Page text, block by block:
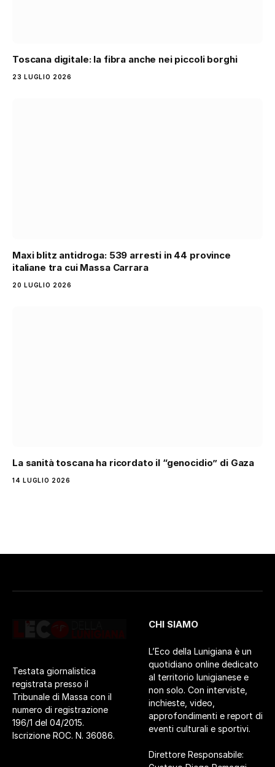
Toscana digitale: la fibra anche nei piccoli borghi
23 LUGLIO 2026
Maxi blitz antidroga: 539 arresti in 44 province
italiane tra cui Massa Carrara
20 LUGLIO 2026
La sanità toscana ha ricordato il “genocidio” di Gaza
14 LUGLIO 2026
Testata giornalistica
registrata presso il
Tribunale di Massa con il
numero di registrazione
196/1 del 04/2015.
Iscrizione ROC. N. 36086.
CHI SIAMO
L’Eco della Lunigiana è un
quotidiano online dedicato
al territorio lunigianese e
non solo. Con interviste,
inchieste, video,
approfondimenti e report di
eventi culturali e sportivi.
Direttore Responsabile: